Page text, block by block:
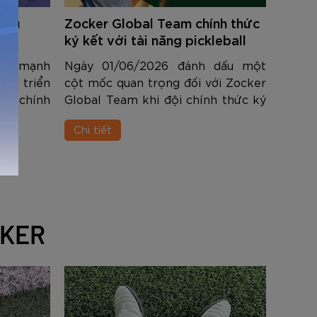
mạnh
triển
chính
thi
Open
– một
Zocker Global Team chính thức
ký kết với tài năng pickleball
Canada Mackonner Dy
Ngày 01/06/2026 đánh dấu một
cột mốc quan trọng đối với Zocker
Global Team khi đội chính thức ký
kết hợp tác cùng vận động viên
pickleball chuyên nghiệp
Chi tiết